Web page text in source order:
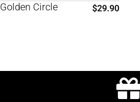
Golden Circle $29.90